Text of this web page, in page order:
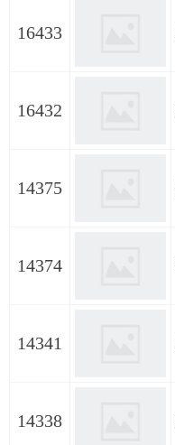
16433
16432
14375
14374
14341
14338